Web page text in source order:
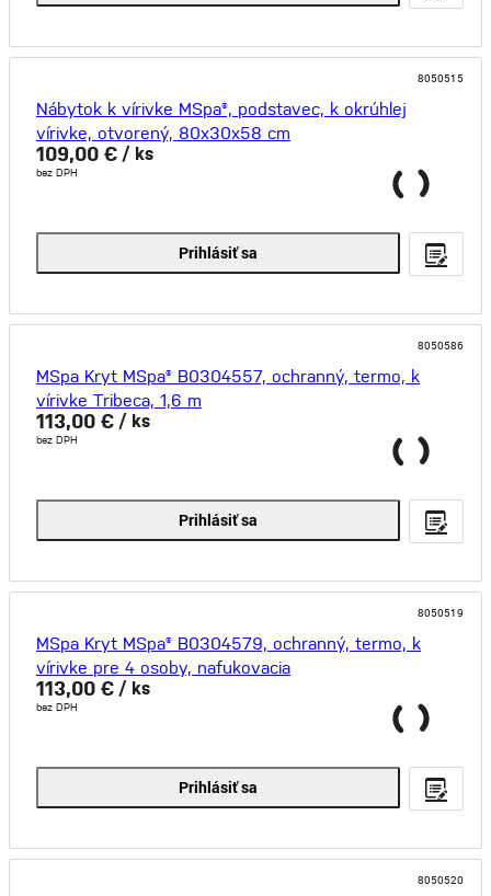
8050515
Nábytok k vírivke MSpa®, podstavec, k okrúhlej
vírivke, otvorený, 80x30x58 cm
109,00 € / ks
bez DPH
Prihlásiť sa
8050586
MSpa Kryt MSpa® B0304557, ochranný, termo, k
vírivke Tribeca, 1,6 m
113,00 € / ks
bez DPH
Prihlásiť sa
8050519
MSpa Kryt MSpa® B0304579, ochranný, termo, k
vírivke pre 4 osoby, nafukovacia
113,00 € / ks
bez DPH
Prihlásiť sa
8050520